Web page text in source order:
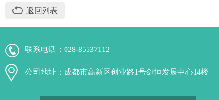
在景中”的生态家园。
返回列表
联系电话：028-85537112
公司地址：成都市高新区创业路1号剑恒发展中心14楼